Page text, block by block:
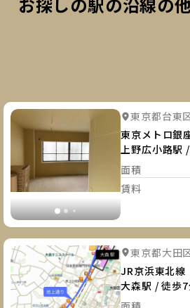
詳細を見る 詳細
詳細を見る 詳細を見る
東京都台東
東京メトロ銀
上野広小路駅
面積
賃料
詳細を見る 詳細
詳細を見る 詳細を見る
東京都大田
JR京浜東北線
大森駅 / 徒歩